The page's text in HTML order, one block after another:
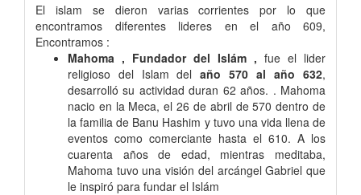
El islam se dieron varias corrientes por lo que
encontramos diferentes lideres en el año 609,
Encontramos :
Mahoma , Fundador del Islám , fue el lider
religioso del Islam del año 570 al año 632,
desarrolló su actividad duran 62 años. . Mahoma
nacio en la Meca, el 26 de abril de 570 dentro de
la familia de Banu Hashim y tuvo una vida llena de
eventos como comerciante hasta el 610. A los
cuarenta años de edad, mientras meditaba,
Mahoma tuvo una visión del arcángel Gabriel que
le inspiró para fundar el Islám